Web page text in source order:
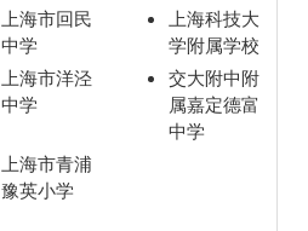
上海市回民
中学
上海科技大
学附属学校
上海市洋泾
中学
交大附中附
属嘉定德富
中学
上海市青浦
豫英小学